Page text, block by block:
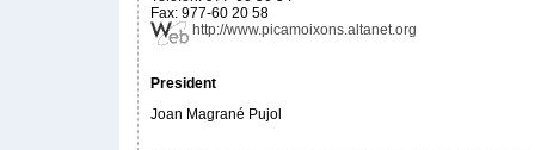
Fax: 977-60 20 58
http://www.picamoixons.altanet.org
President
Joan Magrané Pujol